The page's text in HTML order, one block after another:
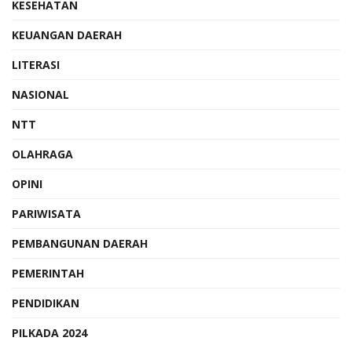
KESEHATAN
KEUANGAN DAERAH
LITERASI
NASIONAL
NTT
OLAHRAGA
OPINI
PARIWISATA
PEMBANGUNAN DAERAH
PEMERINTAH
PENDIDIKAN
PILKADA 2024